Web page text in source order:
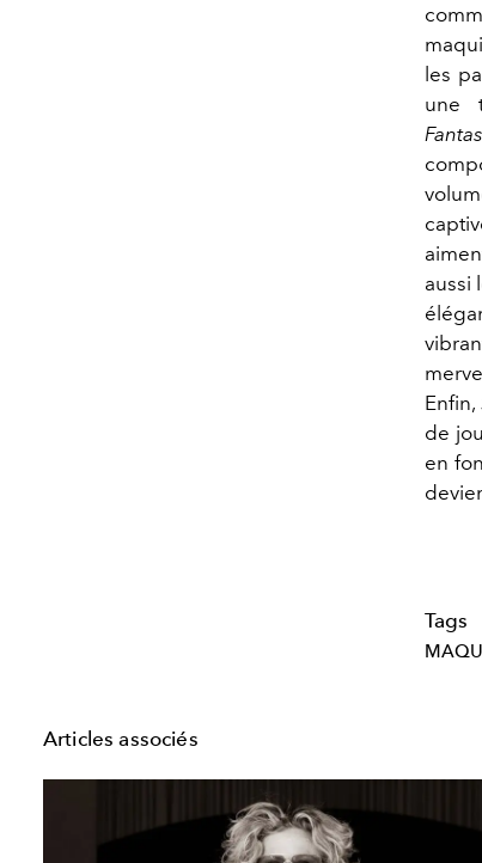
les
une
aussi
Enfin,
de
en
Tags
Articles associés